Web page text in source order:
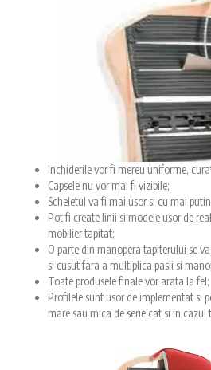
Inchiderile vor fi mereu uniforme,
Capsele nu vor mai fi vizibile;
Scheletul va fi mai usor si cu mai
Pot fi create linii si modele usor de
mobilier tapitat;
O parte din manopera tapiterului se
si cusut fara a multiplica pasii si
Toate produsele finale vor arata la fel;
Profilele sunt usor de implementat si
mare sau mica de serie cat si in